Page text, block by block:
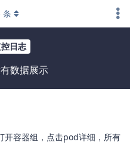
日志
数据展示
条
容器组，点击pod详细，所有